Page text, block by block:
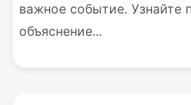
важное событие. Узнайте
объяснение...